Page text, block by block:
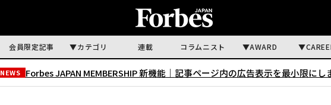
会員限定記事 カテゴリ 連載 コラムニスト AWARD
NEWS Forbes JAPAN MEMBERSHIP 新機能｜ 記事ページ内の広告表示を最小限にし